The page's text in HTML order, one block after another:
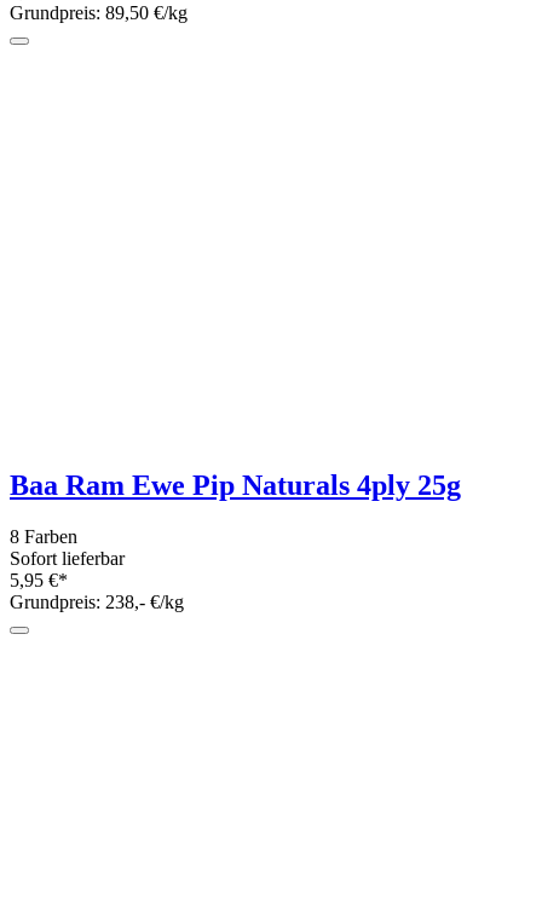
4 Farben
Sofort lieferbar
Lana Grossa Diamante 25g - Beilaufgarn
mit Pailetten
5 Farben
Sofort lieferbar
3,95 €*
Grundpreis: 158,- €/kg